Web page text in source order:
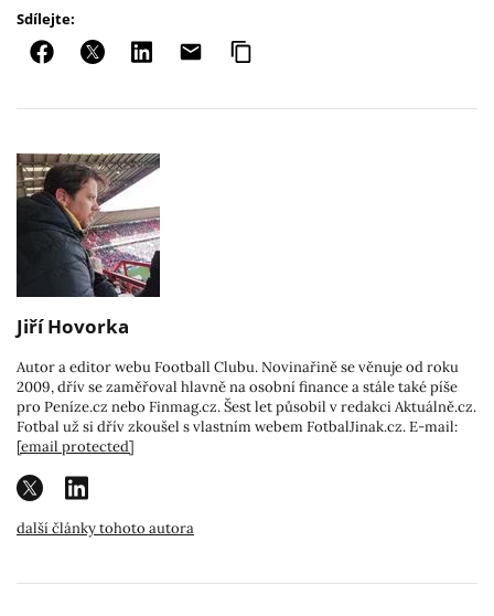
Sdílejte:
Jiří Hovorka
Autor a editor webu Football Clubu. Novinařině se věnuje od roku
2009, dřív se zaměřoval hlavně na osobní finance a stále také píše
pro Peníze.cz nebo Finmag.cz. Šest let působil v redakci Aktuálně.cz.
Fotbal už si dřív zkoušel s vlastním webem FotbalJinak.cz. E-mail:
[email protected]
další články tohoto autora